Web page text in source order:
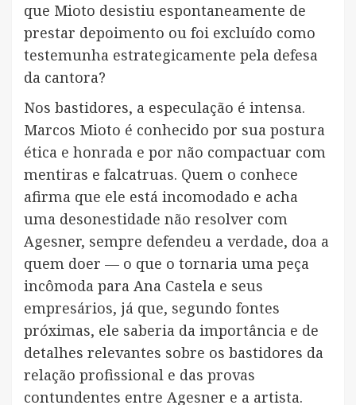
que Mioto desistiu espontaneamente de
prestar depoimento ou foi excluído como
testemunha estrategicamente pela defesa
da cantora?
Nos bastidores, a especulação é intensa.
Marcos Mioto é conhecido por sua postura
ética e honrada e por não compactuar com
mentiras e falcatruas. Quem o conhece
afirma que ele está incomodado e acha
uma desonestidade não resolver com
Agesner, sempre defendeu a verdade, doa a
quem doer — o que o tornaria uma peça
incômoda para Ana Castela e seus
empresários, já que, segundo fontes
próximas, ele saberia da importância e de
detalhes relevantes sobre os bastidores da
relação profissional e das provas
contundentes entre Agesner e a artista.